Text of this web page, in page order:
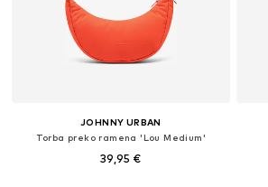
JOHNNY URBAN
Torba preko ramena 'Lou Medium'
39,95 €